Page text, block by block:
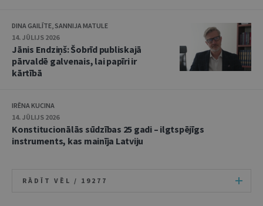
DINA GAILĪTE, SANNIJA MATULE
14. JŪLIJS 2026
Jānis Endziņš: Šobrīd publiskajā
pārvaldē galvenais, lai papīri ir
kārtībā
IRĒNA KUCINA
14. JŪLIJS 2026
Konstitucionālās sūdzības 25 gadi – ilgtspējīgs
instruments, kas mainīja Latviju
RĀDĪT VĒL / 19277